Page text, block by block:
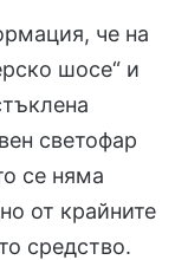
че на
шосе“ и
светофар
се няма
от крайните
средство.